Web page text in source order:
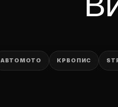
АВТОМОТО КРВОПИС